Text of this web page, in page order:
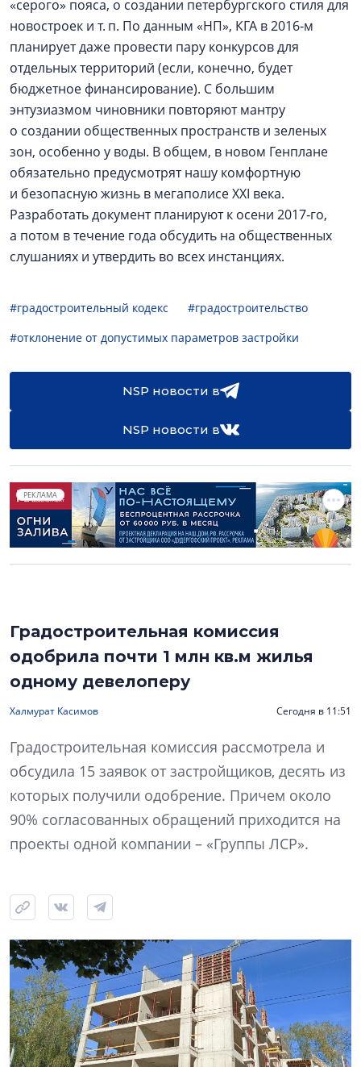
«серого» пояса, о создании петербургского стиля для
новостроек и т. п. По данным «НП», КГА в 2016‑м
планирует даже провести пару конкурсов для
отдельных территорий (если, конечно, будет
бюджетное финансирование). С большим
энтузиазмом чиновники повторяют мантру
о создании общественных пространств и зеленых
зон, особенно у воды. В общем, в новом Генплане
обязательно предусмотрят нашу комфортную
и безопасную жизнь в мегаполисе XXI века.
Разработать документ планируют к осени 2017‑го,
а потом в течение года обсудить на общественных
слушаниях и утвердить во всех инстанциях.
#градостроительный кодекс
#градостроительство
#отклонение от допустимых параметров застройки
NSP новости в
NSP новости в
РЕКЛАМА
Градостроительная комиссия
одобрила почти 1 млн кв.м жилья
одному девелоперу
Халмурат Касимов Сегодня в 11:51
Градостроительная комиссия рассмотрела и
обсудила 15 заявок от застройщиков, десять из
которых получили одобрение. Причем около
90% согласованных обращений приходится на
проекты одной компании – «Группы ЛСР».